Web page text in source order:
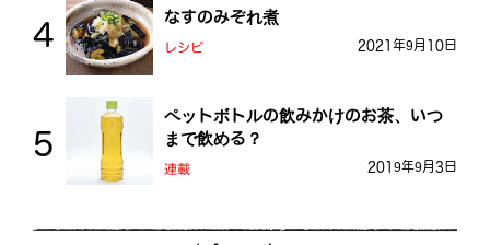
なすのみぞれ煮
レシピ 2021年9月10日
ペットボトルの飲みかけのお茶、いつ
まで飲める？
連載 2019年9月3日